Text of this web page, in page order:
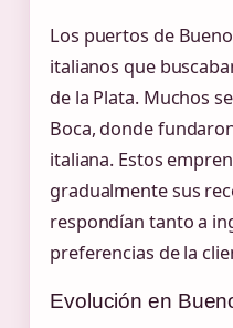
Los puertos de
italianos que
de la Plata. Muchos
Boca, donde
italiana. Estos
gradualmente sus
respondían tanto a
preferencias de la
Evolución en